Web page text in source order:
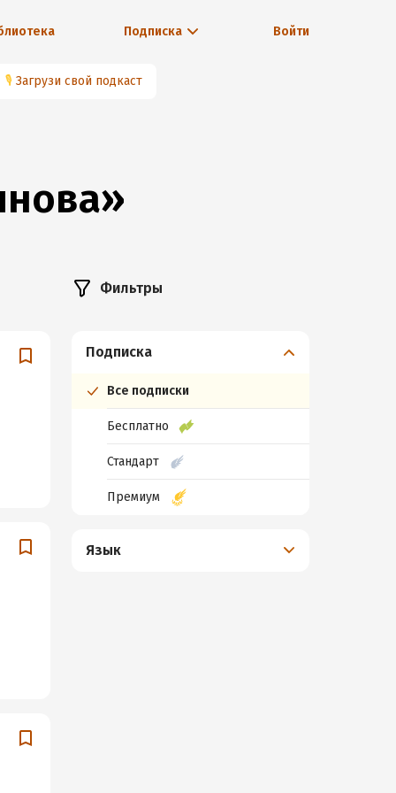
Подписка Войти
🎙 Загрузи свой подкаст
Фильтры
Подписка
Все подписки
Бесплатно
Стандарт
Премиум
Язык